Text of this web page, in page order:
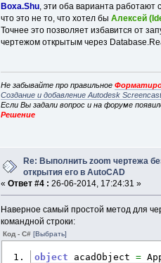
Boxa.Shu, эти оба варианта работают
что это не то, что хотел бы Алексей
Точнее это позволяет избавится от
чертежом открытым через
Не забывайте про правильное
Создание и добавление Autodesk
Если Вы задали вопрос и на форуме
Решение
Re: Выполнить zoom чертежа
открытия его в AutoCAD
« Ответ #4 : 26-06-2014, 17:24:31 »
Наверное самый простой метод для
командной строки:
Код - C# [Выбрать]
object acadObject =